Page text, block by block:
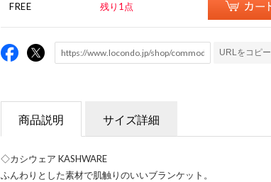
FREE 残り1点
URLをコピー
商品説明 サイズ詳細
◇カシウェア KASHWARE
ふんわりとした素材で肌触りのいいブランケット。